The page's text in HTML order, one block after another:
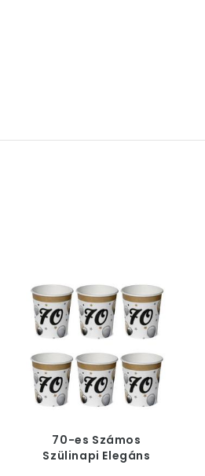
70-es Számos
Szülinapi Elegáns